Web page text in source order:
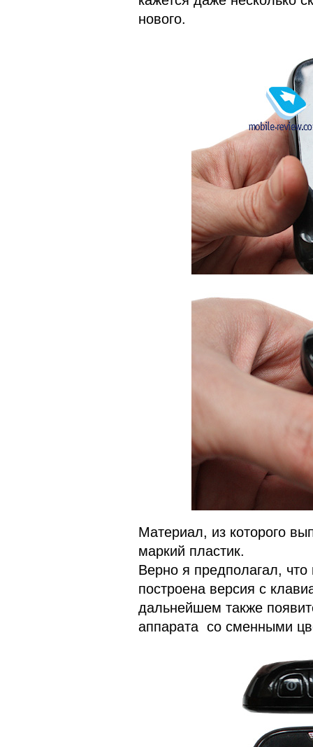
нового.
Материал, из которого
маркий пластик.
Верно я предполагал, что
построена версия с
дальнейшем также
аппарата со сменными